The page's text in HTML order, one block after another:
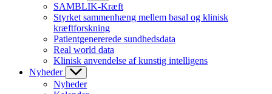
SAMBLIK-Kræft
Styrket sammenhæng mellem basal og klinisk
kræftforskning
Patientgenererede sundhedsdata
Real world data
Klinisk anvendelse af kunstig intelligens
Nyheder
Nyheder